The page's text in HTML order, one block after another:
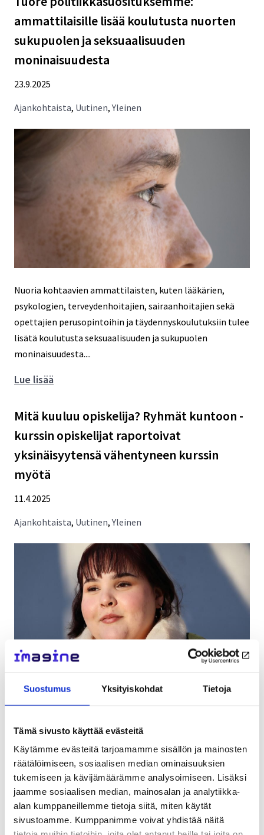
Suostumus Yksityiskohdat Tietoja
Tämä sivusto käyttää evästeitä
Käytämme evästeitä tarjoamamme sisällön ja mainosten
räätälöimiseen, sosiaalisen median ominaisuuksien
tukemiseen ja kävijämäärämme analysoimiseen. Lisäksi
jaamme sosiaalisen median, mainosalan ja analytiikka-
alan kumppaneillemme tietoja siitä, miten käytät
sivustoamme. Kumppanimme voivat yhdistää näitä
ei
saa
vaikeuttaa
ammattilaisille lisää koulutusta nuorten
sukupuolen ja seksuaalisuuden
moninaisuudesta
23.9.2025
Ajankohtaista, Uutinen,Yleinen
Nuoria kohtaavien ammattilaisten, kuten lääkärien,
psykologien, terveydenhoitajien, sairaanhoitajien sekä
opettajien perusopintoihin ja täydennyskoulutuksiin tulee
lisätä koulutusta seksuaalisuuden ja sukupuolen
moninaisuudesta....
Lue lisää
ammattilaisille
koulutusta
nuorten
moninaisuudesta
Mitä kuuluu opiskelija? Ryhmät kuntoon -
kurssin opiskelijat raportoivat
yksinäisyytensä vähentyneen kurssin
myötä
11.4.2025
Ajankohtaista, Uutinen,Yleinen
Tällä viikolla vietetään opiskelijoiden
mielenterveysongelmat ovat erityisesti lähivuosina
herättäneet huolta niin kansainvälisesti kuin
Suomessakin. Hyvä mielenterveys tukee...
Lue lisääMitä
kuuluu
opiskelija?
Kuvittele, jos nuorten ääntä kuultaisiin